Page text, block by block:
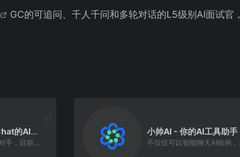
GC的可追问、千人千问和多轮对话的L5级别AI面试官，
Claude - 低调对标Chat的AI聊天助手
ChatGPT最有力的竞争对手，目前，Claude已经上线Slack平台免费使用
小帅AI - 你的AI工具助手